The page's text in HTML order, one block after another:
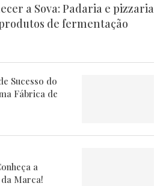
a Sova: Padaria e pizzaria
de fermentação
Sucesso do
Fábrica de
a
Marca!